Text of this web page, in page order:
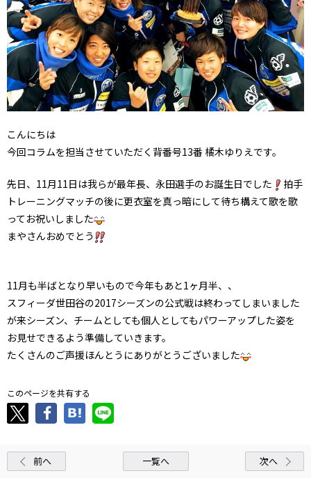
こんにちは
今回コラムを担当させていただく背番号13番 橘木ゆりえです。
先日、11月11日は我らが最年長、永田選手のお誕生日でした
拍手
トレーニングマッチの後に更衣室を真っ暗にして待ち構えて歌を歌
ってお祝いしました
まやさんおめでとう
11月も半ばとなり早いもので今年もあと1ヶ月半、、
スフィーダ世田谷の2017シーズンの公式戦は終わってしまいました
が来シーズン、チームとしても個人としてもパワーアップした姿を
お見せできるよう準備していきます。
たくさんのご声援ほんとうにありがとうございました
このページを共有する
前へ 一覧へ 次へ